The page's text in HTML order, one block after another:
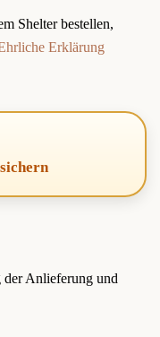
Shelter bestellen,
Erklärung
der Anlieferung und